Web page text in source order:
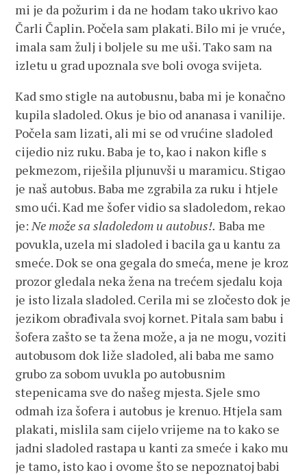
mi je da požurim i da ne hodam tako ukrivo kao
Čarli Čaplin. Počela sam plakati. Bilo mi je vruće,
imala sam žulj i boljele su me uši. Tako sam na
izletu u grad upoznala sve boli ovoga svijeta.
Kad smo stigle na autobusnu, baba mi je konačno
kupila sladoled. Okus je bio od ananasa i vanilije.
Počela sam lizati, ali mi se od vrućine sladoled
cijedio niz ruku. Baba je to, kao i nakon kifle s
pekmezom, riješila pljunuvši u maramicu. Stigao
je naš autobus. Baba me zgrabila za ruku i htjele
smo ući. Kad me šofer vidio sa sladoledom, rekao
je:Ne može sa sladoledom u autobus!. Baba me
povukla, uzela mi sladoled i bacila ga u kantu za
smeće. Dok se ona gegala do smeća, mene je kroz
prozor gledala neka žena na trećem sjedalu koja
je isto lizala sladoled. Cerila mi se zločesto dok je
jezikom obrađivala svoj kornet. Pitala sam babu i
šofera zašto se ta žena može, a ja ne mogu, voziti
autobusom dok liže sladoled, ali baba me samo
grubo za sobom uvukla po autobusnim
stepenicama sve do našeg mjesta. Sjele smo
odmah iza šofera i autobus je krenuo. Htjela sam
plakati, mislila sam cijelo vrijeme na to kako se
jadni sladoled rastapa u kanti za smeće i kako mu
je tamo, isto kao i ovome što se nepoznatoj babi